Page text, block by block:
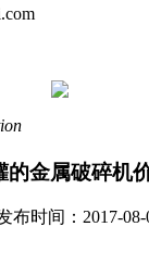
的金属破碎机
布时间：2017-08-